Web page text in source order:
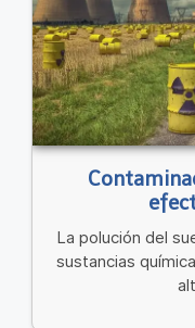
La polución del
sustancias